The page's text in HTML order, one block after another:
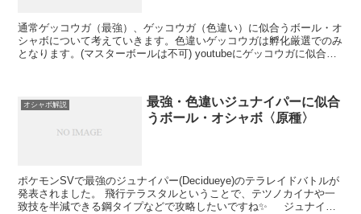
通常ゲッコウガ（最強）、ゲッコウガ（色違い）に似合うボール・オ
シャボについて考えていきます。色違いゲッコウガは孵化厳選でのみ
となります。(マスターボールは不可) youtubeにゲッコウガに似合う
オシャボ解説
最強・色違いジュナイパーに似合
うボール・オシャボ〈原種〉
ポケモンSVで最強のジュナイパー(Decidueye)のテラレイドバトルが
発表されました。 飛行テラスタルということで、テツノカイナや一
致技を半減できる鋼タイプなどで攻略したいですね✨ ジュナイパ